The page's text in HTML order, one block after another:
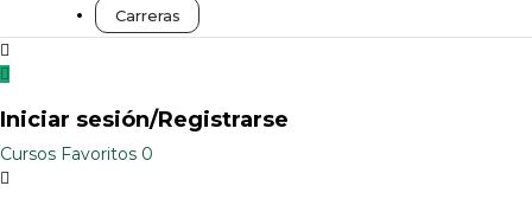
Carreras
Iniciar sesión/Registrarse
Cursos Favoritos 0